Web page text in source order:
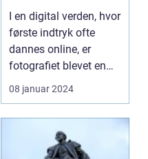
I en digital verden, hvor
første indtryk ofte
dannes online, er
fotografiet blevet en
central...
08 januar 2024